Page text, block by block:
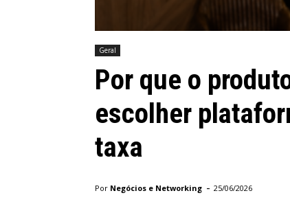
Geral
Por que o
escolher
taxa
Por Negócios e Networking - 25/06/2026